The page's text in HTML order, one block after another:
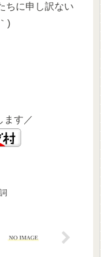
ちに申し訳ない
)
ます／